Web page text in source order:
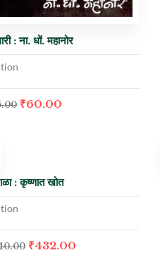
: ना. धों. महानोर
₹60.00
: कृष्णात खोत
₹432.00